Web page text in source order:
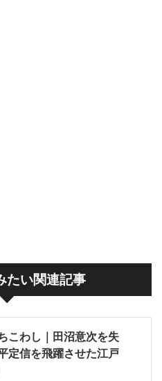
たい関連記事
こわし｜田沼意次を失
定信を飛躍させた江戸